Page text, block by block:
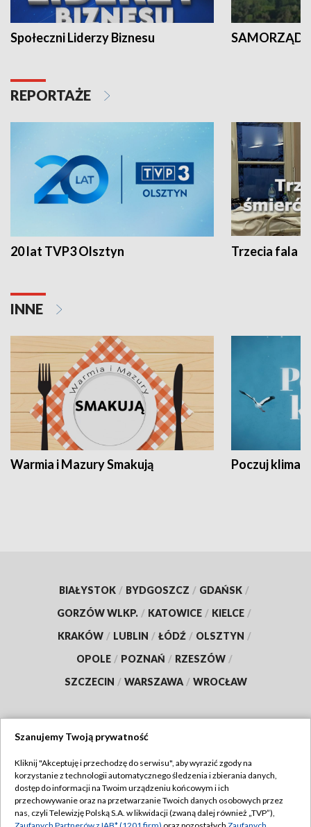
Społeczni Liderzy Biznesu SAMORZĄD
REPORTAŻE
20 lat TVP3 Olsztyn Trzecia fala -
INNE
Warmia i Mazury Smakują Poczuj klimat
BIAŁYSTOK / BYDGOSZCZ / GDAŃSK /
GORZÓW WLKP. / KATOWICE / KIELCE /
KRAKÓW / LUBLIN / ŁÓDŹ / OLSZTYN /
OPOLE / POZNAŃ / RZESZÓW /
SZCZECIN / WARSZAWA / WROCŁAW
TVP
Abonament TVP
Emisja w TVP
Regulamin TVP
Szanujemy Twoją prywatność
Kliknij "Akceptuję i przechodzę do serwisu", aby wyrazić zgody na
korzystanie z technologii automatycznego śledzenia i zbierania danych,
dostęp do informacji na Twoim urządzeniu końcowym i ich
przechowywanie oraz na przetwarzanie Twoich danych osobowych przez
nas, czyli Telewizję Polską S.A. w likwidacji (zwaną dalej również „TVP”),